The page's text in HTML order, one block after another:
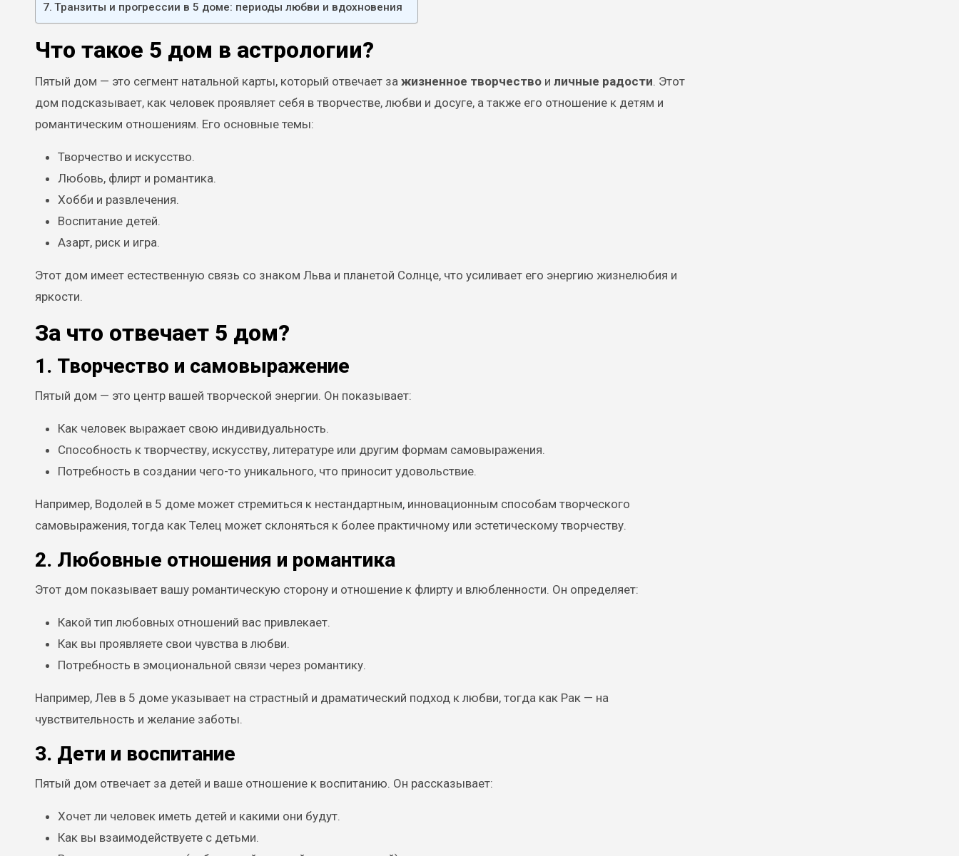
Транзиты и прогрессии в 5 доме: периоды любви и вдохновения
Что такое 5 дом в астрологии?
Пятый дом — это сегмент натальной карты, который отвечает за жизненное творчество и личные радости. Этот
дом подсказывает, как человек проявляет себя в творчестве, любви и досуге, а также его отношение к детям и
романтическим отношениям. Его основные темы:
Творчество и искусство.
Любовь, флирт и романтика.
Хобби и развлечения.
Воспитание детей.
Азарт, риск и игра.
Этот дом имеет естественную связь со знаком Льва и планетой Солнце, что усиливает его энергию жизнелюбия и
яркости.
За что отвечает 5 дом?
1. Творчество и самовыражение
Пятый дом — это центр вашей творческой энергии. Он показывает:
Как человек выражает свою индивидуальность.
Способность к творчеству, искусству, литературе или другим формам самовыражения.
Потребность в создании чего-то уникального, что приносит удовольствие.
Например, Водолей в 5 доме может стремиться к нестандартным, инновационным способам творческого
самовыражения, тогда как Телец может склоняться к более практичному или эстетическому творчеству.
2. Любовные отношения и романтика
Этот дом показывает вашу романтическую сторону и отношение к флирту и влюбленности. Он определяет:
Какой тип любовных отношений вас привлекает.
Как вы проявляете свои чувства в любви.
Потребность в эмоциональной связи через романтику.
Например, Лев в 5 доме указывает на страстный и драматический подход к любви, тогда как Рак — на
чувствительность и желание заботы.
3. Дети и воспитание
Пятый дом отвечает за детей и ваше отношение к воспитанию. Он рассказывает:
Хочет ли человек иметь детей и какими они будут.
Как вы взаимодействуете с детьми.